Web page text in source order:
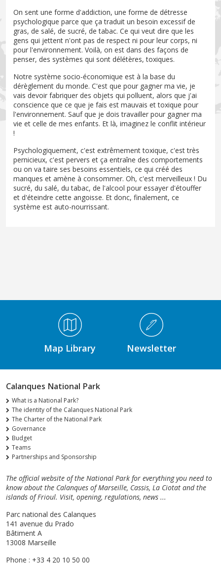
On sent une forme d'addiction, une forme de détresse
psychologique parce que ça traduit un besoin excessif de
gras, de salé, de sucré, de tabac. Ce qui veut dire que les
gens qui jettent n'ont pas de respect ni pour leur corps, ni
pour l'environnement. Voilà, on est dans des façons de
penser, des systèmes qui sont délétères, toxiques.
Notre système socio-économique est à la base du
dérèglement du monde. C'est que pour gagner ma vie, je
vais devoir fabriquer des objets qui polluent, alors que j'ai
conscience que ce que je fais est mauvais et toxique pour
l'environnement. Sauf que je dois travailler pour gagner ma
vie et celle de mes enfants. Et là, imaginez le conflit intérieur
!
Psychologiquement, c'est extrêmement toxique, c'est très
pernicieux, c'est pervers et ça entraîne des comportements
ou on va taire ses besoins essentiels, ce qui créé des
manques et amène à consommer. Oh, c'est merveilleux ! Du
sucré, du salé, du tabac, de l'alcool pour essayer d'étouffer
et d'éteindre cette angoisse. Et donc, finalement, ce
système est auto-nourrissant.
Médiathèque Footer
Map Library Newsletter
Calanques National Park
What is a National Park?
The identity of the Calanques National Park
The Charter of the National Park
Governance
Budget
Teams
Partnerships and Sponsorship
The official website of the National Park for everything you need to
know about the Calanques of Marseille, Cassis, La Ciotat and the
islands of Frioul. Visit, opening, regulations, news ...
Parc national des Calanques
141 avenue du Prado
Bâtiment A
13008 Marseille
Phone : +33 4 20 10 50 00